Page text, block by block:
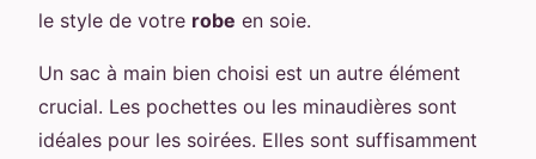
le style de votre robe en soie.
Un sac à main bien choisi est un autre élément
crucial. Les pochettes ou les minaudières sont
idéales pour les soirées. Elles sont suffisamment